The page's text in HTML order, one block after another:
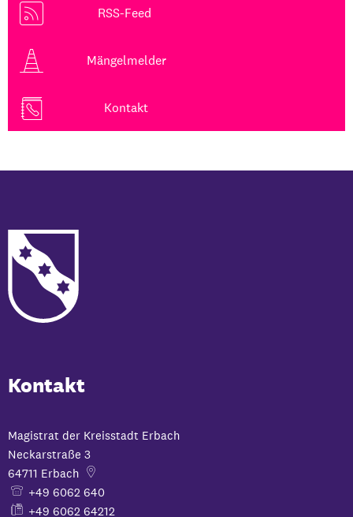
RSS-Feed
Mängelmelder
Kontakt
Kontakt
Magistrat der Kreisstadt Erbach
Neckarstraße 3
64711 Erbach
+49 6062 640
+49 6062 64212